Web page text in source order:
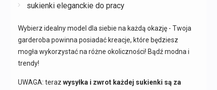
sukienki eleganckie do pracy
Wybierz idealny model dla siebie na każdą okazję - Twoja
garderoba powinna posiadać kreacje, które będziesz
mogła wykorzystać na różne okoliczności! Bądź modna i
trendy!
UWAGA: teraz wysyłka i zwrot każdej sukienki są za